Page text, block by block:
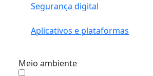
Segurança digital
Aplicativos e plataformas
Meio ambiente